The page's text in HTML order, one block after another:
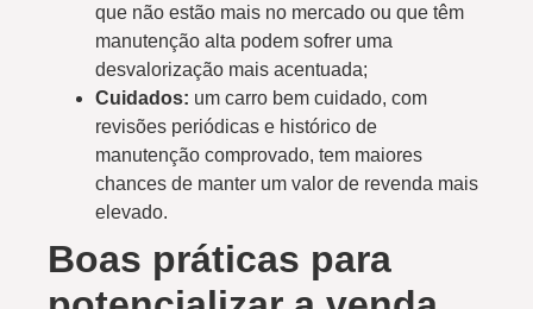
que não estão mais no mercado ou que têm
manutenção alta podem sofrer uma
desvalorização mais acentuada;
Cuidados: um carro bem cuidado, com
revisões periódicas e histórico de
manutenção comprovado, tem maiores
chances de manter um valor de revenda mais
elevado.
Boas práticas para